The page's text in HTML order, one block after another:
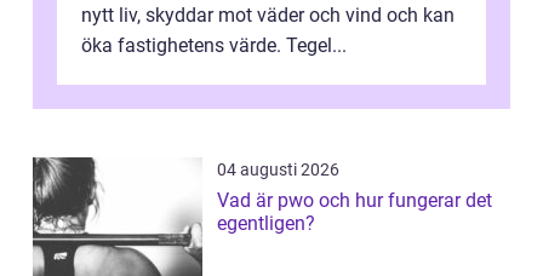
nytt liv, skyddar mot väder och vind och kan
öka fastighetens värde. Tegel...
04 augusti 2026
Vad är pwo och hur fungerar det
egentligen?